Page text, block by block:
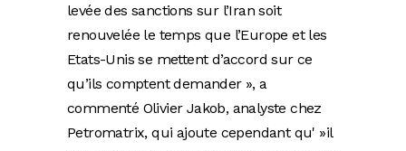
levée des sanctions sur l’Iran soit
renouvelée le temps que l’Europe et les
Etats-Unis se mettent d’accord sur ce
qu’ils comptent demander », a
commenté Olivier Jakob, analyste chez
Petromatrix, qui ajoute cependant qu' »il